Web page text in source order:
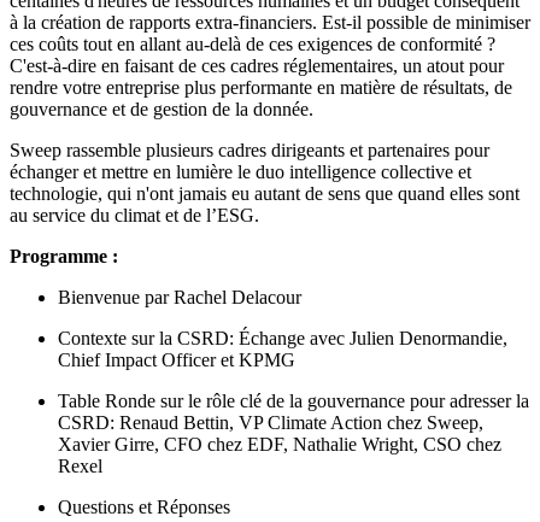
à la création de rapports extra-financiers. Est-il possible de minimiser
ces coûts tout en allant au-delà de ces exigences de conformité ?
C'est-à-dire en faisant de ces cadres réglementaires, un atout pour
rendre votre entreprise plus performante en matière de résultats, de
gouvernance et de gestion de la donnée.
Sweep rassemble plusieurs cadres dirigeants et partenaires pour
échanger et mettre en lumière le duo intelligence collective et
technologie, qui n'ont jamais eu autant de sens que quand elles sont
au service du climat et de l’ESG.
Programme :
Bienvenue par Rachel Delacour
Contexte sur la CSRD: Échange avec Julien Denormandie,
Chief Impact Officer et KPMG
Table Ronde sur le rôle clé de la gouvernance pour adresser la
CSRD: Renaud Bettin, VP Climate Action chez Sweep,
Xavier Girre, CFO chez EDF, Nathalie Wright, CSO chez
Rexel
Questions et Réponses